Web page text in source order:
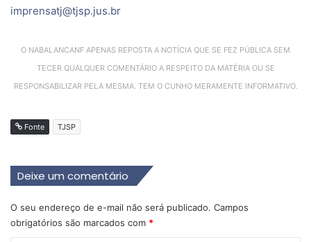
imprensatj@tjsp.jus.br
O NABALANCANF APENAS REPOSTA A NOTÍCIA QUE SE FEZ PÚBLICA SEM
TECER QUALQUER COMENTÁRIO A RESPEITO DA MATÉRIA OU SE
RESPONSABILIZAR PELA MESMA. TEM O CUNHO MERAMENTE INFORMATIVO.
Fonte TJSP
Deixe um comentário
O seu endereço de e-mail não será publicado. Campos
obrigatórios são marcados com *